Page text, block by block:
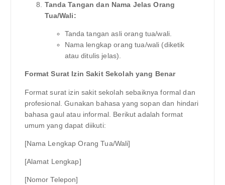
Tanda Tangan dan Nama Jelas Orang
Tua/Wali:
Tanda tangan asli orang tua/wali.
Nama lengkap orang tua/wali (diketik
atau ditulis jelas).
Format Surat Izin Sakit Sekolah yang Benar
Format surat izin sakit sekolah sebaiknya formal dan
profesional. Gunakan bahasa yang sopan dan hindari
bahasa gaul atau informal. Berikut adalah format
umum yang dapat diikuti:
[Nama Lengkap Orang Tua/Wali]
[Alamat Lengkap]
[Nomor Telepon]